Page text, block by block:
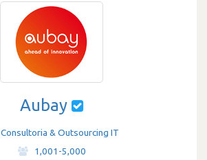
Aubay
Consultoria & Outsourcing IT
1,001-5,000